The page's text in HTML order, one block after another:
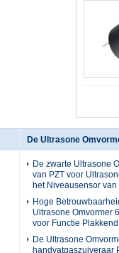
De Ultrasone
De zwarte Ultrasone
van PZT voor
het Niveausensor van
Hoge
Ultrasone Omvormer
voor Functie Plakkend
De Ultrasone
handvatgaszuiveraar